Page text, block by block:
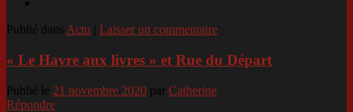
Publié dans Actu | Laisser un commentaire
« Le Havre aux livres » et Rue du Départ
Publié le 21 novembre 2020 par Catherine
Répondre